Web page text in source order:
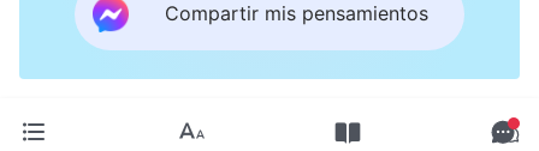
Compartir mis pensamientos